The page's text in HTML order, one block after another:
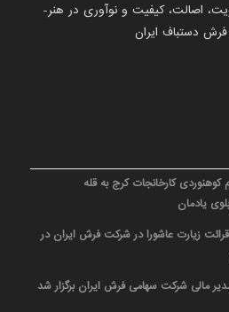
اصالت، کیفیت و نوآوری در هنر-
دستباف ایران
کارخانجات کرج به قله
یادمان
زیارت عاشورا در شرکت فرش ایران در
مالی شرکت سهامی فرش ایران برگزار شد